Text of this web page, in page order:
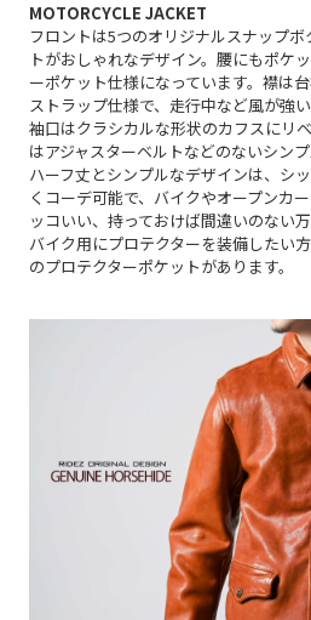
MOTORCYCLE JACKET
フロントは5つのオリジナルスナップ
トがおしゃれなデザイン。腰にもポケ
ーポケット仕様になっています。襟は
ストラップ仕様で、走行中など風が強
袖口はクラシカルな形状のカフスにリ
はアジャスターベルトなどのないシンプ
ハーフ丈とシンプルなデザインは、シ
くコーデ可能で、バイクやオープンカ
ッコいい、持っておけば間違いのない
バイク用にプロテクターを装備したい
のプロテクターポケットがあります。